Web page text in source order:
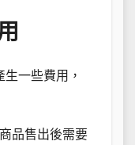
一些費用，
品售出後需要